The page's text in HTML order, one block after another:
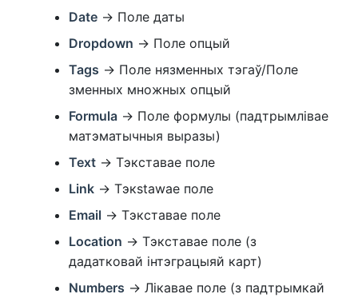
Date → Поле даты
Dropdown → Поле опцый
Tags → Поле нязменных тэгаў/Поле
зменных множных опцый
Formula → Поле формулы (падтрымлівае
матэматычныя выразы)
Text → Тэкставае поле
Link → Тэкstawае поле
Email → Тэкставае поле
Location → Тэкставае поле (з
дадатковай інтэграцыяй карт)
Numbers → Лікавае поле (з падтрымкай